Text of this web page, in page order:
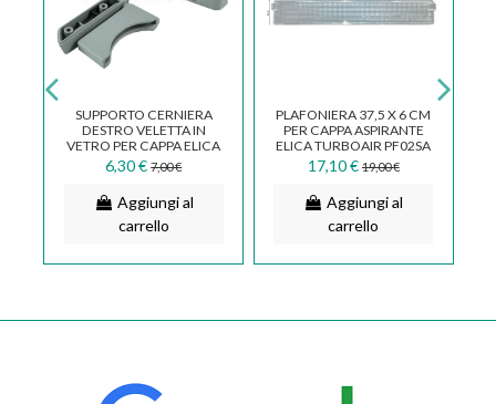
SUPPORTO CERNIERA
DESTRO VELETTA IN
VETRO PER CAPPA ELICA
LEV0093454A
6,30 € 7,00 €
Aggiungi al
carrello
PLAFONIERA 37,5 X 6 CM
PER CAPPA ASPIRANTE
ELICA TURBOAIR PF02SA
PF02TA
17,10 € 19,00 €
Aggiungi al
carrello